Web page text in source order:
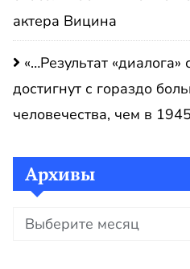
актера Вицина
«…Результат
достигнут с гораздо
человечества, чем в
Архивы
Архивы